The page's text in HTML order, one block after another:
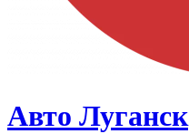
Авто Луганск